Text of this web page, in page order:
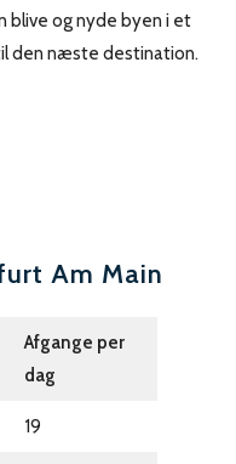
blive og nyde byen i et
den næste destination.
Am Main
Afgange per
dag
19